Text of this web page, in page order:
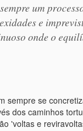
um
e
onde o
sempre se
dos caminhos
'voltas e